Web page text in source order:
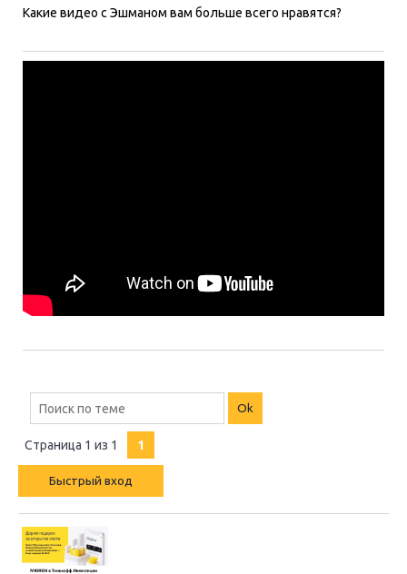
Какие видео с Эшманом вам больше всего нравятся?
Страница 1 из 1 1